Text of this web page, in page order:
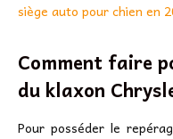
siège auto pour chien en
Comment faire
du klaxon
Pour posséder le